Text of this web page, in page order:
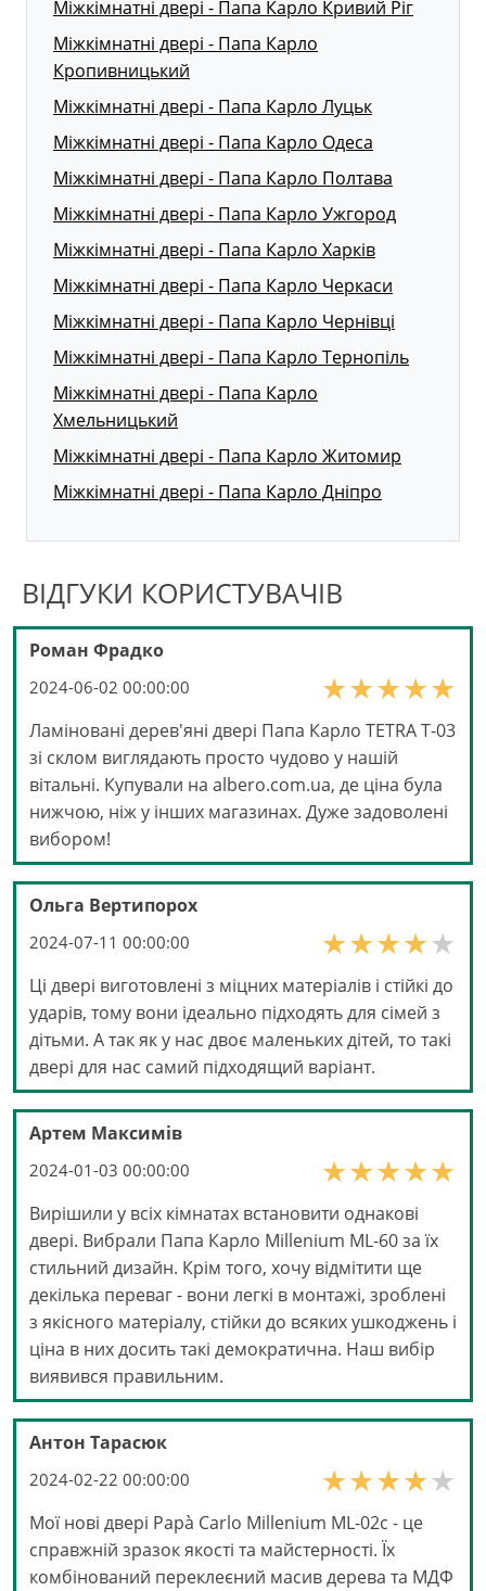
Міжкімнатні двері - Папа Карло Кривий Ріг
Міжкімнатні двері - Папа Карло
Кропивницький
Міжкімнатні двері - Папа Карло Луцьк
Міжкімнатні двері - Папа Карло Одеса
Міжкімнатні двері - Папа Карло Полтава
Міжкімнатні двері - Папа Карло Ужгород
Міжкімнатні двері - Папа Карло Харків
Міжкімнатні двері - Папа Карло Черкаси
Міжкімнатні двері - Папа Карло Чернівці
Міжкімнатні двері - Папа Карло Тернопіль
Міжкімнатні двері - Папа Карло
Хмельницький
Міжкімнатні двері - Папа Карло Житомир
Міжкімнатні двері - Папа Карло Дніпро
ВІДГУКИ КОРИСТУВАЧІВ
Роман Фрадко
2024-06-02 00:00:00
Ламіновані дерев'яні двері Папа Карло TETRA Т-03
зі склом виглядають просто чудово у нашій
вітальні. Купували на albero.com.ua, де ціна була
нижчою, ніж у інших магазинах. Дуже задоволені
вибором!
Ольга Вертипорох
2024-07-11 00:00:00
Ці двері виготовлені з міцних матеріалів і стійкі до
ударів, тому вони ідеально підходять для сімей з
дітьми. А так як у нас двоє маленьких дітей, то такі
двері для нас самий підходящий варіант.
Артем Максимів
2024-01-03 00:00:00
Вирішили у всіх кімнатах встановити однакові
двері. Вибрали Папа Карло Millenium ML-60 за їх
стильний дизайн. Крім того, хочу відмітити ще
декілька переваг - вони легкі в монтажі, зроблені
з якісного матеріалу, стійки до всяких ушкоджень і
ціна в них досить такі демократична. Наш вибір
виявився правильним.
Антон Тарасюк
2024-02-22 00:00:00
Мої нові двері Papà Carlo Millenium ML-02с - це
справжній зразок якості та майстерності. Їх
комбінований переклеєний масив дерева та МДФ